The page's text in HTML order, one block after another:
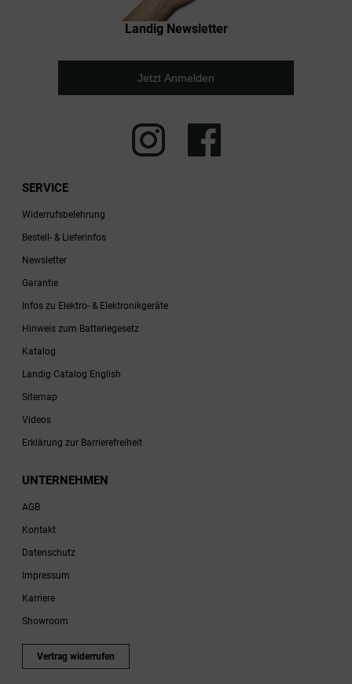
Landig Newsletter
Jetzt Anmelden
SERVICE
Widerrufsbelehrung
Bestell- & Lieferinfos
Newsletter
Garantie
Infos zu Elektro- & Elektronikgeräte
Hinweis zum Batteriegesetz
Katalog
Landig Catalog English
Sitemap
Videos
Erklärung zur Barrierefreiheit
UNTERNEHMEN
AGB
Kontakt
Datenschutz
Impressum
Karriere
Showroom
Vertrag widerrufen